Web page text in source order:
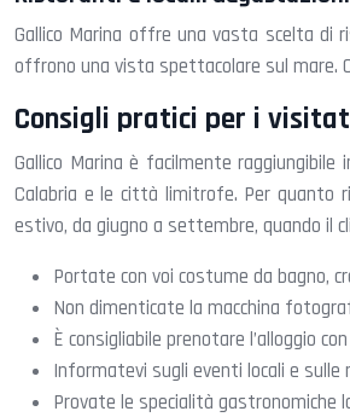
Gallico Marina offre una vasta scelta di
offrono una vista spettacolare sul mare.
Consigli pratici per i
Gallico Marina è facilmente
Calabria e le città limitrofe. Per quanto
estivo, da giugno a settembre, quando il
Portate con voi costume da bagno,
Non dimenticate la macchina
È consigliabile prenotare l’alloggio
Informatevi sugli eventi locali e
Provate le specialità gastronomiche